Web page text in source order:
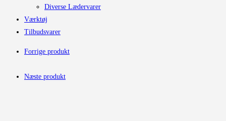
Diverse Lædervarer
Værktøj
Tilbudsvarer
Forrige produkt
Næste produkt